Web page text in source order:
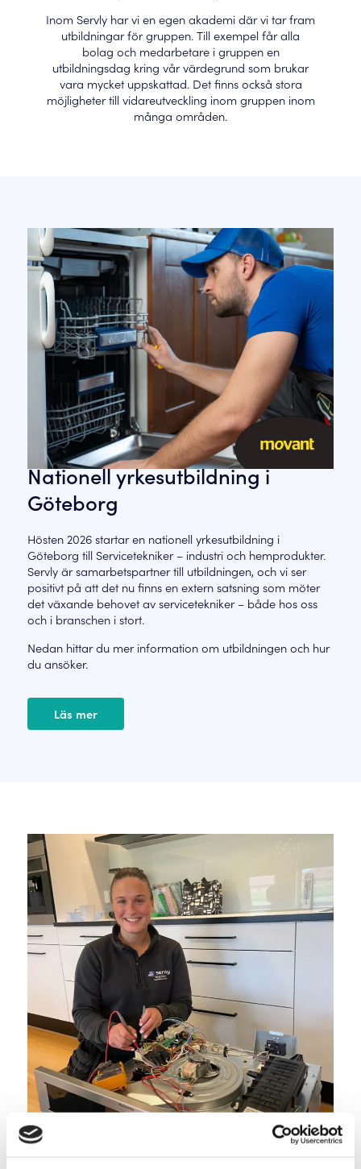
Inom Servly har vi en egen akademi där vi tar fram
utbildningar för gruppen. Till exempel får alla
bolag och medarbetare i gruppen en
utbildningsdag kring vår värdegrund som brukar
vara mycket uppskattad. Det finns också stora
möjligheter till vidareutveckling inom gruppen inom
många områden.
Nationell yrkesutbildning i
Göteborg
Hösten 2026 startar en nationell yrkesutbildning i
Göteborg till Servicetekniker – industri och hemprodukter.
Servly är samarbetspartner till utbildningen, och vi ser
positivt på att det nu finns en extern satsning som möter
det växande behovet av servicetekniker – både hos oss
och i branschen i stort.
Nedan hittar du mer information om utbildningen och hur
du ansöker.
Läs mer